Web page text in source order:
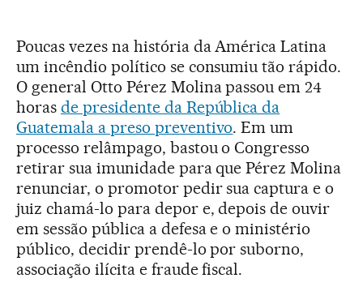
Poucas vezes na história da América Latina
um incêndio político se consumiu tão rápido.
O general Otto Pérez Molina passou em 24
horas de presidente da República da
Guatemala a preso preventivo. Em um
processo relâmpago, bastou o Congresso
retirar sua imunidade para que Pérez Molina
renunciar, o promotor pedir sua captura e o
juiz chamá-lo para depor e, depois de ouvir
em sessão pública a defesa e o ministério
público, decidir prendê-lo por suborno,
associação ilícita e fraude fiscal.